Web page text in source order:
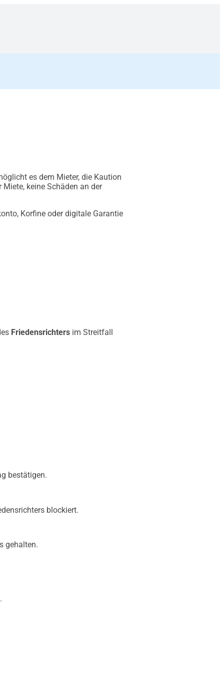
es dem Mieter, die Kaution
keine Schäden an der
Korfine oder digitale Garantie
Friedensrichters im Streitfall
bestätigen.
blockiert.
gehalten.